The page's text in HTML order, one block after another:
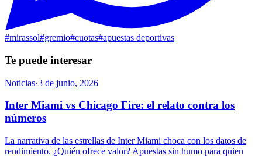
#mirassol#gremio#cuotas#apuestas deportivas
Te puede interesar
Noticias·3 de junio, 2026
Inter Miami vs Chicago Fire: el relato contra los
números
La narrativa de las estrellas de Inter Miami choca con los datos de
rendimiento. ¿Quién ofrece valor? Apuestas sin humo para quien